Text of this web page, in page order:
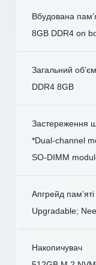
Вбудована
8GB DDR4 on
Загальний
DDR4 8GB
Застереження
*Dual-channel
SO-DIMM
Апгрейд пам’яті
Upgradable;
Накопичувач